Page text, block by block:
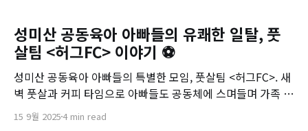
성미산 공동육아 아빠들의 유쾌한 일탈, 풋
살팀 <허그FC> 이야기 ⚽️
성미산 공동육아 아빠들의 특별한 모임, 풋살팀 <허그FC>. 새
벽 풋살과 커피 타임으로 아빠들도 공동체에 스며들며 가족 모
두가 행복해지는 이야기를 만나보세요.
15 9월 2025 4 min read